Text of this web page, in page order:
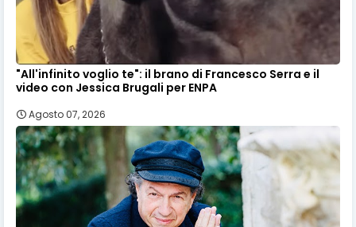
"All'infinito voglio te": il brano di Francesco Serra e il
video con Jessica Brugali per ENPA
Agosto 07, 2026